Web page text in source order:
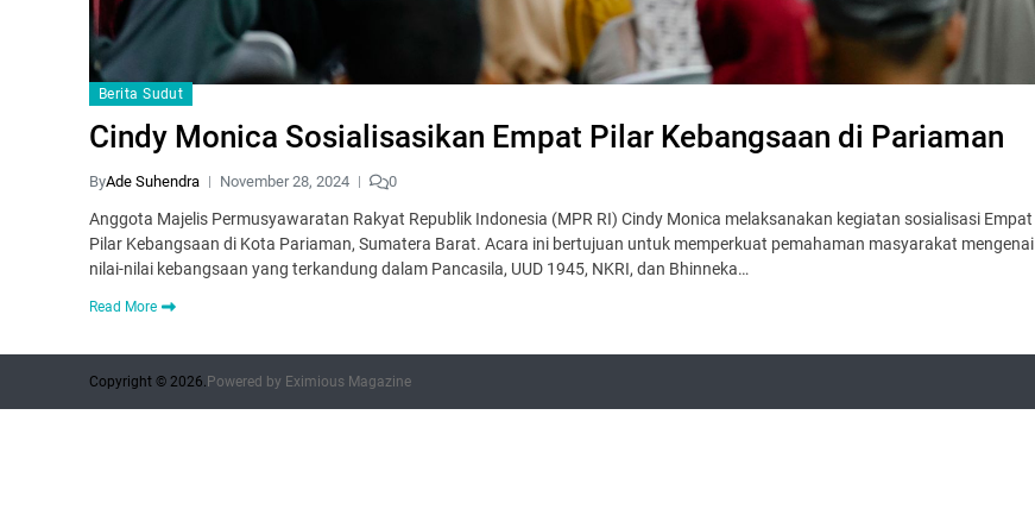
Berita Sudut
Cindy Monica Sosialisasikan Empat Pilar Kebangsaan di Pariaman
ByAde Suhendra November 28, 2024 0
Anggota Majelis Permusyawaratan Rakyat Republik Indonesia (MPR RI) Cindy Monica melaksanakan kegiatan sosialisasi Empat
Pilar Kebangsaan di Kota Pariaman, Sumatera Barat. Acara ini bertujuan untuk memperkuat pemahaman masyarakat mengenai
nilai-nilai kebangsaan yang terkandung dalam Pancasila, UUD 1945, NKRI, dan Bhinneka…
Read More
Copyright © 2026. Powered by Eximious Magazine